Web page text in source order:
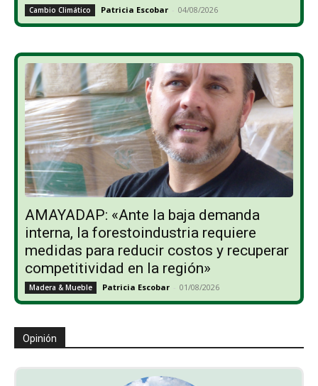
Cambio Climático Patricia Escobar - 04/08/2026
AMAYADAP: «Ante la baja demanda
interna, la forestoindustria requiere
medidas para reducir costos y recuperar
competitividad en la región»
Madera & Mueble Patricia Escobar - 01/08/2026
Opinión